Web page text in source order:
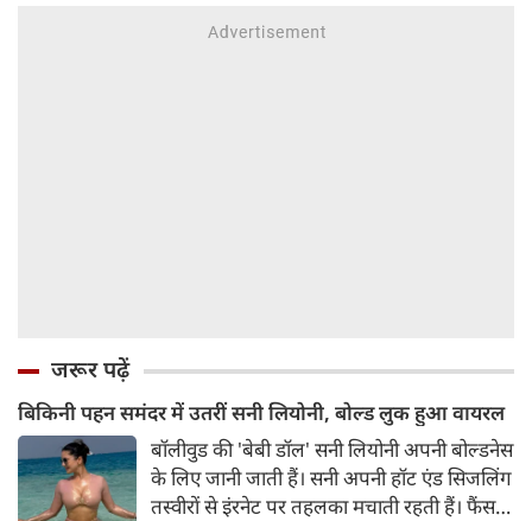
जरूर पढ़ें
बिकिनी पहन समंदर में उतरीं सनी लियोनी, बोल्ड लुक हुआ वायरल
बॉलीवुड की 'बेबी डॉल' सनी लियोनी अपनी बोल्डनेस
के लिए जानी जाती हैं। सनी अपनी हॉट एंड सिजलिंग
तस्वीरों से इंरनेट पर तहलका मचाती रहती हैं। फैंस